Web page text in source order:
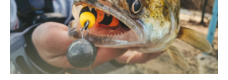
Учитывайте фазы луны при планировании
рыбалки и проверяйте прогноз клева.
Находитесь в Московской области? Это
прекрасное место для рыбалки, и прогноз
клева вам в помощь.